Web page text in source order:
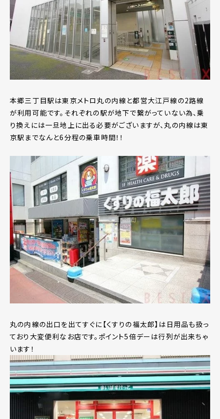
本郷三丁目駅は東京メトロ丸の内線と都営大江戸線の2路線
が利用可能です。それぞれの駅が地下で繋がっていない為、乗
り換えには一旦地上に出る必要がございますが、丸の内線は東
京駅までなんと6分程の乗車時間！！
丸の内線の出口を出てすぐに【くすりの福太郎】は日用品も扱っ
ており大変便利なお店です。ポイント5倍デーは行列が出来ちゃ
います！